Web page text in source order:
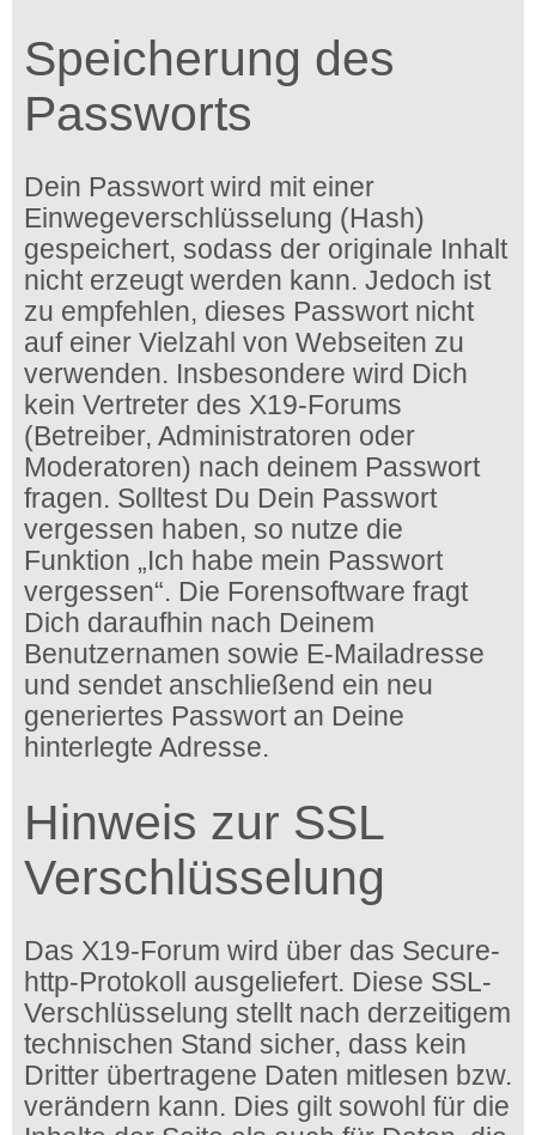
Speicherung des
Passworts
Dein Passwort wird mit einer
Einwegeverschlüsselung (Hash)
gespeichert, sodass der originale Inhalt
nicht erzeugt werden kann. Jedoch ist
zu empfehlen, dieses Passwort nicht
auf einer Vielzahl von Webseiten zu
verwenden. Insbesondere wird Dich
kein Vertreter des X19-Forums
(Betreiber, Administratoren oder
Moderatoren) nach deinem Passwort
fragen. Solltest Du Dein Passwort
vergessen haben, so nutze die
Funktion „Ich habe mein Passwort
vergessen“. Die Forensoftware fragt
Dich daraufhin nach Deinem
Benutzernamen sowie E-Mailadresse
und sendet anschließend ein neu
generiertes Passwort an Deine
hinterlegte Adresse.
Hinweis zur SSL
Verschlüsselung
Das X19-Forum wird über das Secure-
http-Protokoll ausgeliefert. Diese SSL-
Verschlüsselung stellt nach derzeitigem
technischen Stand sicher, dass kein
Dritter übertragene Daten mitlesen bzw.
verändern kann. Dies gilt sowohl für die